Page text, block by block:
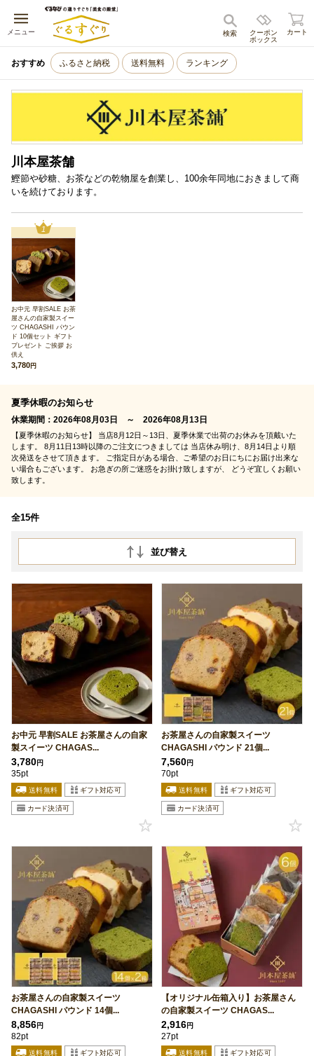
メニュー
キャンセル
クーポン
ボックス
検索 カート
おすすめ ふるさと納税 送料無料 ランキング
川本屋茶舗
鰹節や砂糖、お茶などの乾物屋を創業し、100余年同地におきまして商
いを続けております。
1
お中元 早割SALE お茶
屋さんの自家製スイー
ツ CHAGASHI パウン
ド 10個セット ギフト
プレゼント ご挨拶 お
供え
3,780 円
夏季休暇のお知らせ
休業期間：2026年08月03日 ～ 2026年08月13日
【夏季休暇のお知らせ】 当店8月12日～13日、夏季休業で出荷のお休みを頂戴いた
します。 8月11日13時以降のご注文につきましては 当店休み明け、8月14日より順
次発送をさせて頂きます。 ご指定日がある場合、ご希望のお日にちにお届け出来な
い場合もございます。 お急ぎの所ご迷惑をお掛け致しますが、 どうぞ宜しくお願い
致します。
全15件
並び替え
お中元 早割SALE お茶屋さんの自家
製スイーツ CHAGAS...
3,780円
35pt
お茶屋さんの自家製スイーツ
CHAGASHI パウンド 21個...
7,560円
70pt
お茶屋さんの自家製スイーツ
CHAGASHI パウンド 14個...
8,856円
82pt
【オリジナル缶箱入り】お茶屋さん
の自家製スイーツ CHAGAS...
2,916円
27pt